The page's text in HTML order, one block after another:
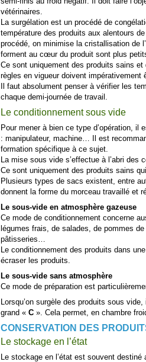
vétérinaires.
La surgélation est un procédé de
température des produits aux alentours
procédé, on minimise la cristallisation de
forment au cœur du produit sont plus
Ce sont uniquement des produits sains
règles en vigueur doivent impérativement
Il faut absolument penser à vérifier les
chaque demi-journée de travail.
Le conditionnement sous vide
Pour mener à bien ce type d’opération, il
: manipulateur, machine… Il est
formation spécifique à ce sujet.
La mise sous vide s’effectue à l’abri des
Ce sont uniquement des produits sains
Plusieurs types de sacs existent, entre
donnent la forme du morceau travaillé et
Le sous-vide en atmosphère gazeuse
Ce mode de conditionnement concerne
légumes frais, de salades, de pommes
pâtisseries…
Le conditionnement des produits dans
écraser les produits.
Le sous-vide sans atmosphère
Ce mode de préparation est
Lorsqu’on surgèle des produits sous
grand « C ». Cela permet, en chambre
CONSERVATION DES
Le stockage en l’état
Le stockage en l’état est souvent